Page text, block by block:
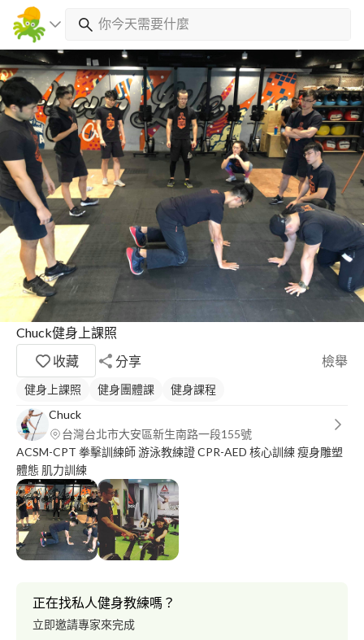
Chuck健身上課照
收藏
分享 檢舉
健身上課照 健身團體課
健身課程
Chuck
台灣台北市大安區新生南路一段155號
ACSM-CPT 拳擊訓練師 游泳教練證 CPR-AED 核心訓練 瘦身雕塑
體態 肌力訓練
正在找私人健身教練嗎？
立即邀請專家來完成